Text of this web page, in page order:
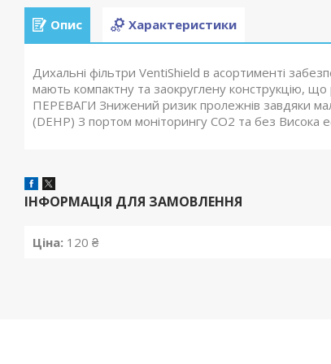
Опис Характеристики
Дихальні фільтри VentiShield в асортименті
мають компактну та заокруглену конструкцію,
ПЕРЕВАГИ Знижений ризик пролежнів завдяки
(DEHP) З портом моніторингу CO2 та без Висока
ІНФОРМАЦІЯ ДЛЯ ЗАМОВЛЕННЯ
Ціна: 120 ₴